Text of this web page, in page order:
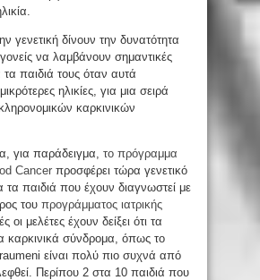
γενετική δίνουν την δυνατότητα
να λαμβάνουν σημαντικές
παιδιά τους όταν αυτά
ηλικίες, για μια σειρά
καρκινικών
για παράδειγμα, το πρόγραμμα
Cancer προσφέρει τώρα γενετικό
τα παιδιά που έχουν διαγνωστεί με
του προγράμματος ιατρικής
οι μελέτες έχουν δείξει ότι τα
καρκινικά σύνδρομα, όπως το
είναι πολύ πιο συχνά από
Περίπου 2 στα 10 παιδιά που